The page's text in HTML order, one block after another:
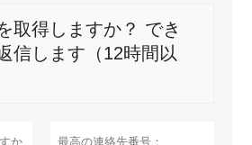
取得しますか？ でき
信します（12時間以